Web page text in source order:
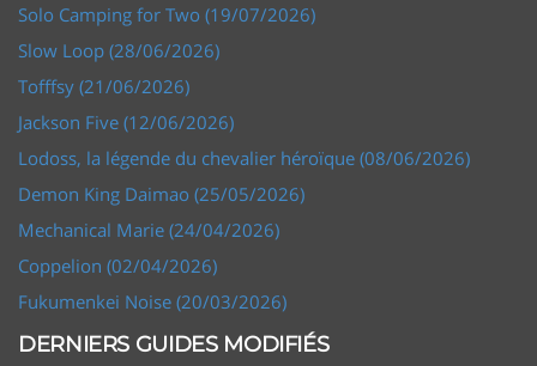
Solo Camping for Two (19/07/2026)
Slow Loop (28/06/2026)
Tofffsy (21/06/2026)
Jackson Five (12/06/2026)
Lodoss, la légende du chevalier héroïque (08/06/2026)
Demon King Daimao (25/05/2026)
Mechanical Marie (24/04/2026)
Coppelion (02/04/2026)
Fukumenkei Noise (20/03/2026)
DERNIERS GUIDES MODIFIÉS